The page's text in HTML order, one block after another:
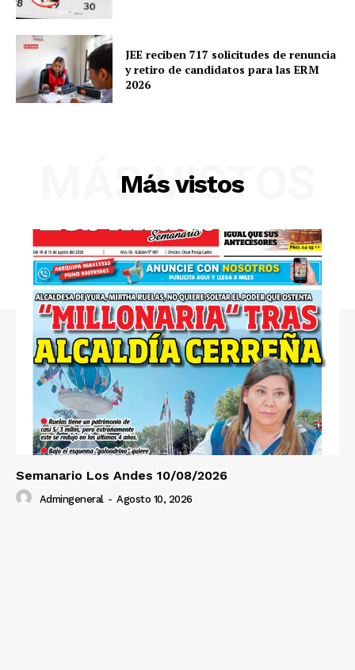
SUSCRIBETE
Diario los Andes
Nosotros
Contacto
Prensa
JEE reciben 717 solicitudes de renuncia
y retiro de candidatos para las ERM
2026
Más vistos
MÁS VISTOS
Semanario Los Andes 10/08/2026
Admingeneral - Agosto 10, 2026